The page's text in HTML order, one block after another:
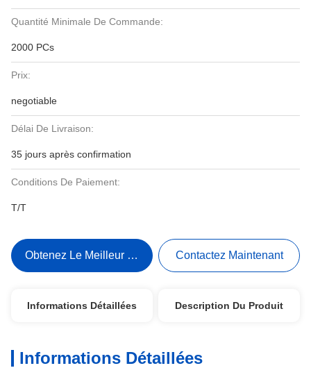
Quantité Minimale De Commande:
2000 PCs
Prix:
negotiable
Délai De Livraison:
35 jours après confirmation
Conditions De Paiement:
T/T
Obtenez Le Meilleur Prix Contactez Maintenant
Informations Détaillées Description Du Produit
Informations Détaillées